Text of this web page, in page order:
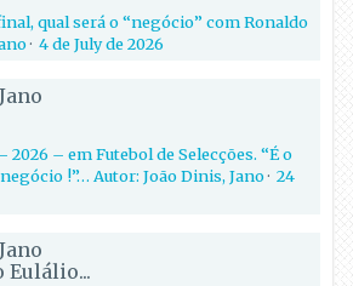
qual será o “negócio” com Ronaldo
·4 de July de 2026
– em Futebol de Selecções. “É o
!”… Autor: João Dinis, Jano·24
Eulálio...